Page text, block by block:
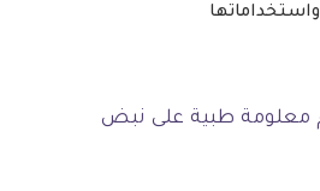
واستخداماتها